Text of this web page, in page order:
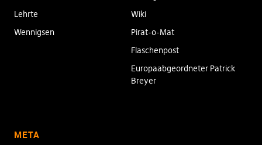
Lehrte
Wennigsen
Wiki
Pirat-o-Mat
Flaschenpost
Europaabgeordneter Patrick
Breyer
META